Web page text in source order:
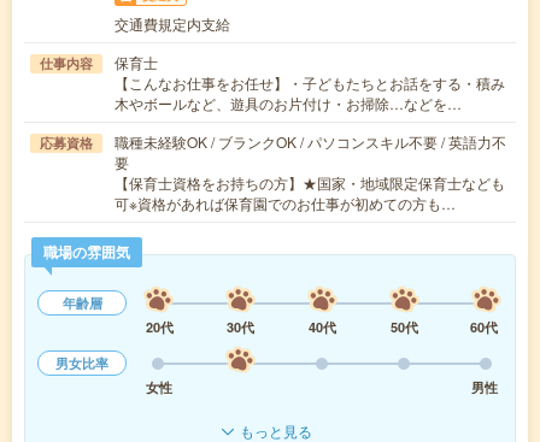
交通費規定内支給
仕事内容
保育士
【こんなお仕事をお任せ】・子どもたちとお話をする・積み
木やボールなど、遊具のお片付け・お掃除…などを…
応募資格
職種未経験OK / ブランクOK / パソコンスキル不要 / 英語力不
要
【保育士資格をお持ちの方】★国家・地域限定保育士なども
可※資格があれば保育園でのお仕事が初めての方も…
職場の雰囲気
年齢層
20代
30代 40代 50代
60代
男女比率
女性
男性
もっと見る